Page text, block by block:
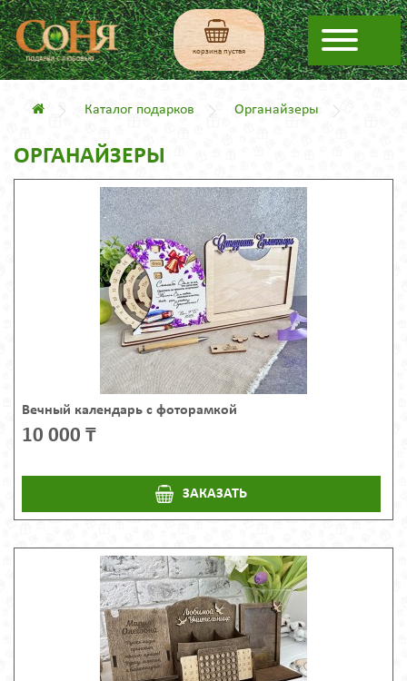
корзина пустая
Каталог подарков Органайзеры
ОРГАНАЙЗЕРЫ
Вечный календарь с фоторамкой
10 000 ₸
ЗАКАЗАТЬ